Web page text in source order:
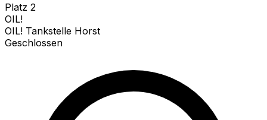
Platz 2
OIL!
OIL! Tankstelle Horst
Geschlossen